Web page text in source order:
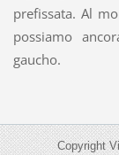
prefissata. Al
possiamo
gaucho.
Copyright